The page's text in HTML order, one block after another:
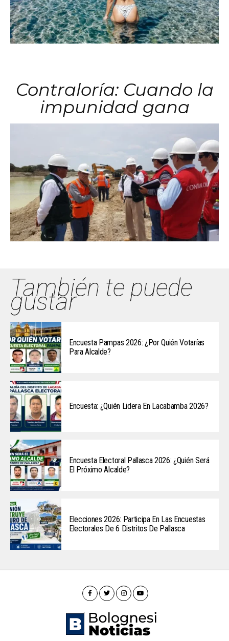
Contraloría: Cuando la
impunidad gana
También te puede
gustar
Encuesta Pampas 2026: ¿Por Quién Votarías
Para Alcalde?
Encuesta: ¿Quién Lidera En Lacabamba 2026?
Encuesta Electoral Pallasca 2026: ¿Quién Será
El Próximo Alcalde?
Elecciones 2026: Participa En Las Encuestas
Electorales De 6 Distritos De Pallasca